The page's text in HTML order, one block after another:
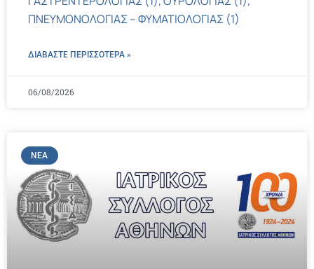
ΠΝΕΥΜΟΝΟΛΟΓΙΑΣ – ΦΥΜΑΤΙΟΛΟΓΙΑΣ (1)
ΔΙΑΒΑΣΤΕ ΠΕΡΙΣΣΌΤΕΡΑ »
06/08/2026
ΝΈΑ